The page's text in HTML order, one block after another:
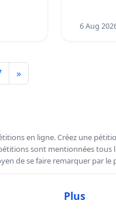
6 Aug
»
en ligne. Créez une
sont mentionnées tous
de se faire remarquer par le
Plus